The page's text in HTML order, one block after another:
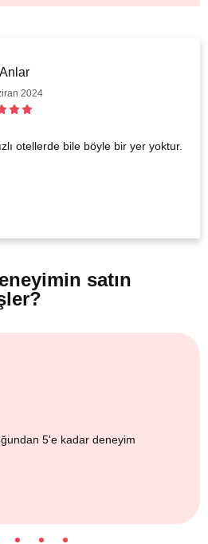
2024
otellerde bile böyle bir yer yoktur.
satın
5'e kadar deneyim